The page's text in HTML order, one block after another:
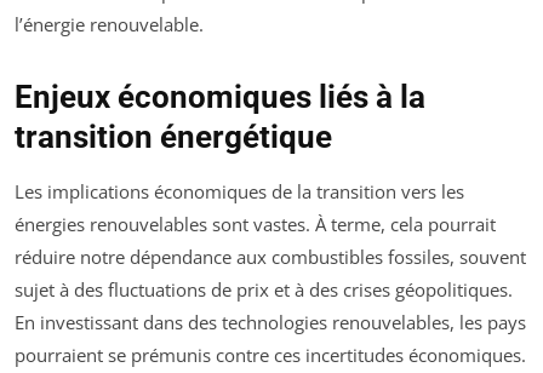
l’énergie renouvelable.
Enjeux économiques liés à la
transition énergétique
Les implications économiques de la transition vers les
énergies renouvelables sont vastes. À terme, cela pourrait
réduire notre dépendance aux combustibles fossiles, souvent
sujet à des fluctuations de prix et à des crises géopolitiques.
En investissant dans des technologies renouvelables, les pays
pourraient se prémunis contre ces incertitudes économiques.